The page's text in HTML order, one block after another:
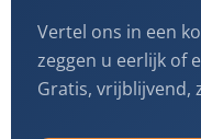
Vertel ons in een
zeggen u eerlijk of
Gratis, vrijblijvend,